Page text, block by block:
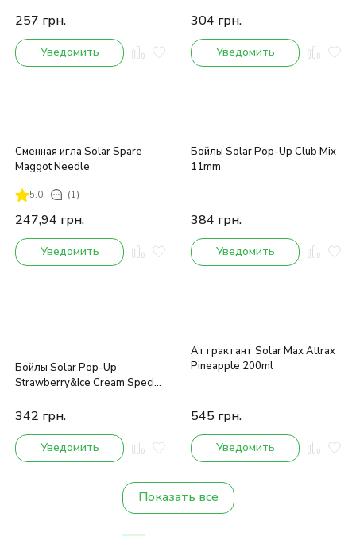
257 грн.
Уведомить
ACID 12-14mm
304 грн.
Уведомить
Сменная игла Solar Spare
Maggot Needle
5.0 (1)
247,94 грн.
Уведомить
Бойлы Solar Pop-Up Club Mix
11mm
384 грн.
Уведомить
Бойлы Solar Pop-Up
Strawberry&Ice Cream Special
342 грн.
Уведомить
Аттрактант Solar Max Attrax
Pineapple 200ml
545 грн.
Уведомить
Показать все